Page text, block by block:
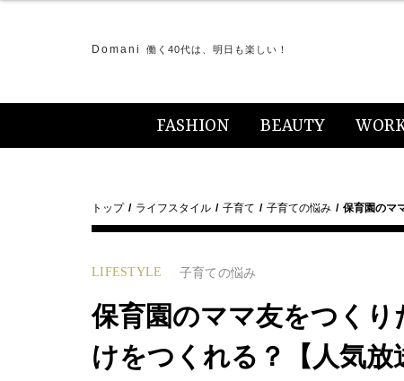
Domani 働く40代は、明日も楽しい！
FASHION BEAUTY
トップ ライフスタイル 子育て 子育ての悩み 保育園のマ
LIFESTYLE 子育ての悩み
保育園のママ友をつく
けをつくれる？【人気